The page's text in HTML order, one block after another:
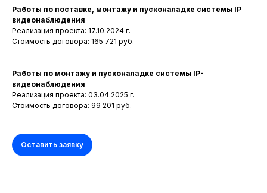
Работы по поставке, монтажу и пусконаладке системы IP
видеонаблюдения
Реализация проекта: 17.10.2024 г.
Стоимость договора: 165 721 руб.
Работы по монтажу и пусконаладке системы IP-
видеонаблюдения
Реализация проекта: 03.04.2025 г.
Стоимость договора: 99 201 руб.
Оставить заявку